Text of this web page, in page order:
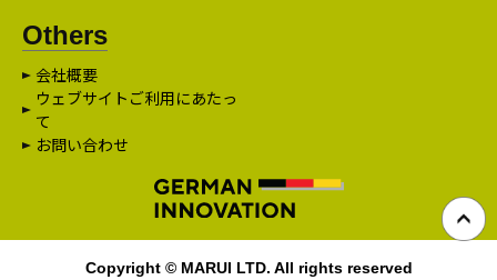
Others
会社概要
ウェブサイトご利用にあたっ
て
お問い合わせ
Copyright © MARUI LTD. All rights reserved